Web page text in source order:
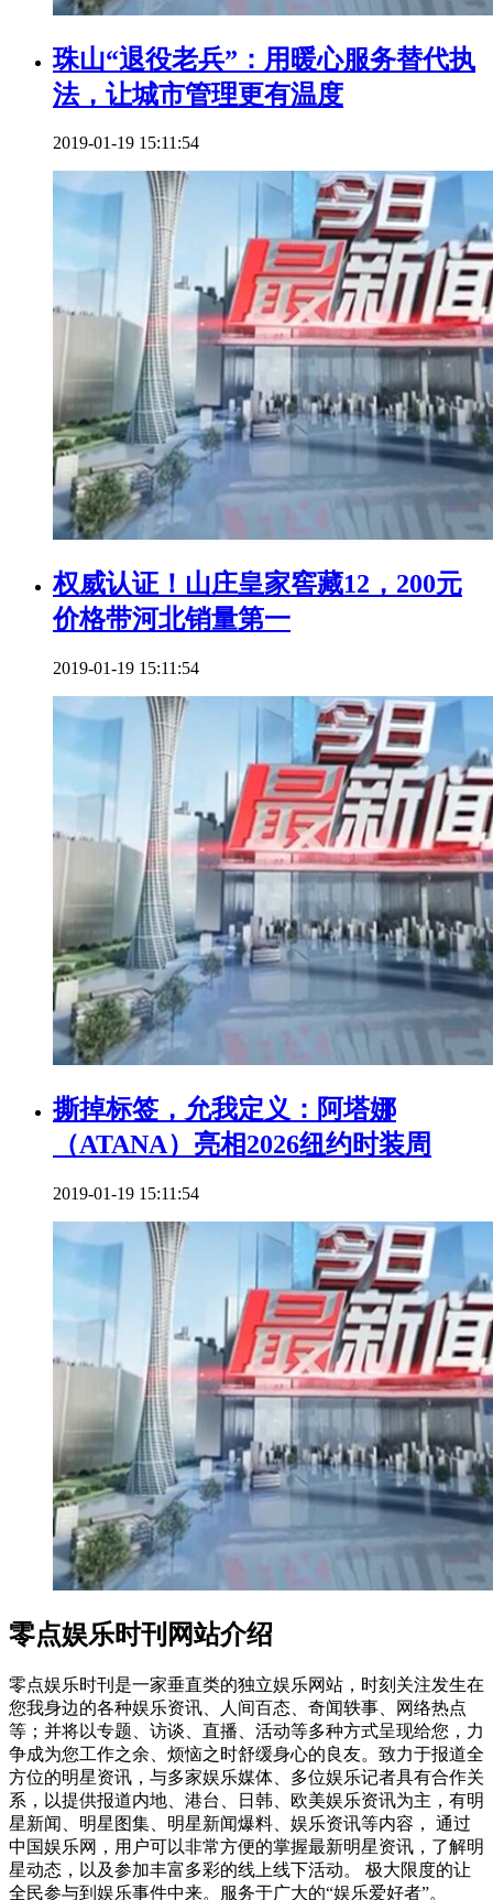
珠山“退役老兵”：用暖心服务替代执
法，让城市管理更有温度
2019-01-19 15:11:54
权威认证！山庄皇家窖藏12，200元
价格带河北销量第一
2019-01-19 15:11:54
撕掉标签，允我定义：阿塔娜
（ATANA）亮相2026纽约时装周
2019-01-19 15:11:54
零点娱乐时刊网站介绍
零点娱乐时刊是一家垂直类的独立娱乐网站，时刻关注发生在
您我身边的各种娱乐资讯、人间百态、奇闻轶事、网络热点
等；并将以专题、访谈、直播、活动等多种方式呈现给您，力
争成为您工作之余、烦恼之时舒缓身心的良友。致力于报道全
方位的明星资讯，与多家娱乐媒体、多位娱乐记者具有合作关
系，以提供报道内地、港台、日韩、欧美娱乐资讯为主，有明
星新闻、明星图集、明星新闻爆料、娱乐资讯等内容， 通过
中国娱乐网，用户可以非常方便的掌握最新明星资讯，了解明
星动态，以及参加丰富多彩的线上线下活动。 极大限度的让
全民参与到娱乐事件中来。服务于广大的“娱乐爱好者”。